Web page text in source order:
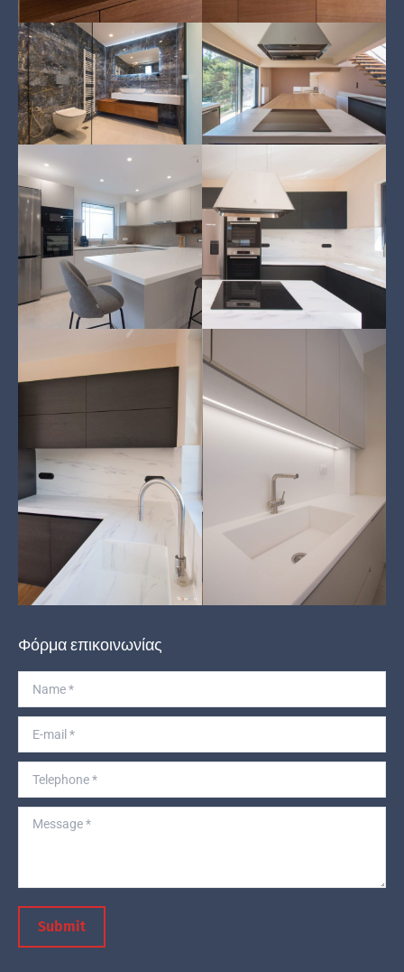
Φόρμα επικοινωνίας
Name *
E-mail *
Telephone *
Message *
Submit